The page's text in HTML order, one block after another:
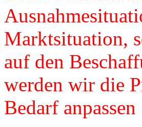
Marktsituation,
auf den
werden wir die
Bedarf anpassen